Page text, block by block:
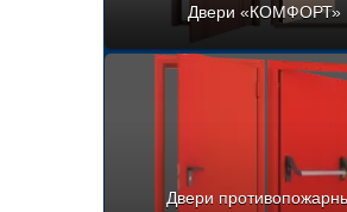
Двери «КОМФОРТ»
Двери